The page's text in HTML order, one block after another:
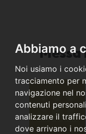
Abbiamo a
Noi usiamo i
tracciamento per
navigazione nel
contenuti
analizzare il
dove arrivano i